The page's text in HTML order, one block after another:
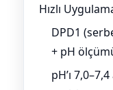
Hızlı
DPD1
+ pH
pH’ı